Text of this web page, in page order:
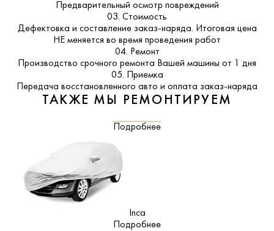
Предварительный осмотр повреждений
03. Стоимость
Дефектовка и составление заказ-наряда. Итоговая цена
НЕ меняется во время проведения работ
04. Ремонт
Производство срочного ремонта Вашей машины от 1 дня
05. Приемка
Передача восстановленного авто и оплата заказ-наряда
ТАКЖЕ МЫ РЕМОНТИРУЕМ
Подробнее
Inca
Подробнее